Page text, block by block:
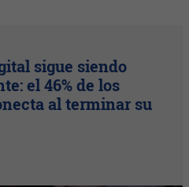
sigue siendo
el 46% de los
al terminar su